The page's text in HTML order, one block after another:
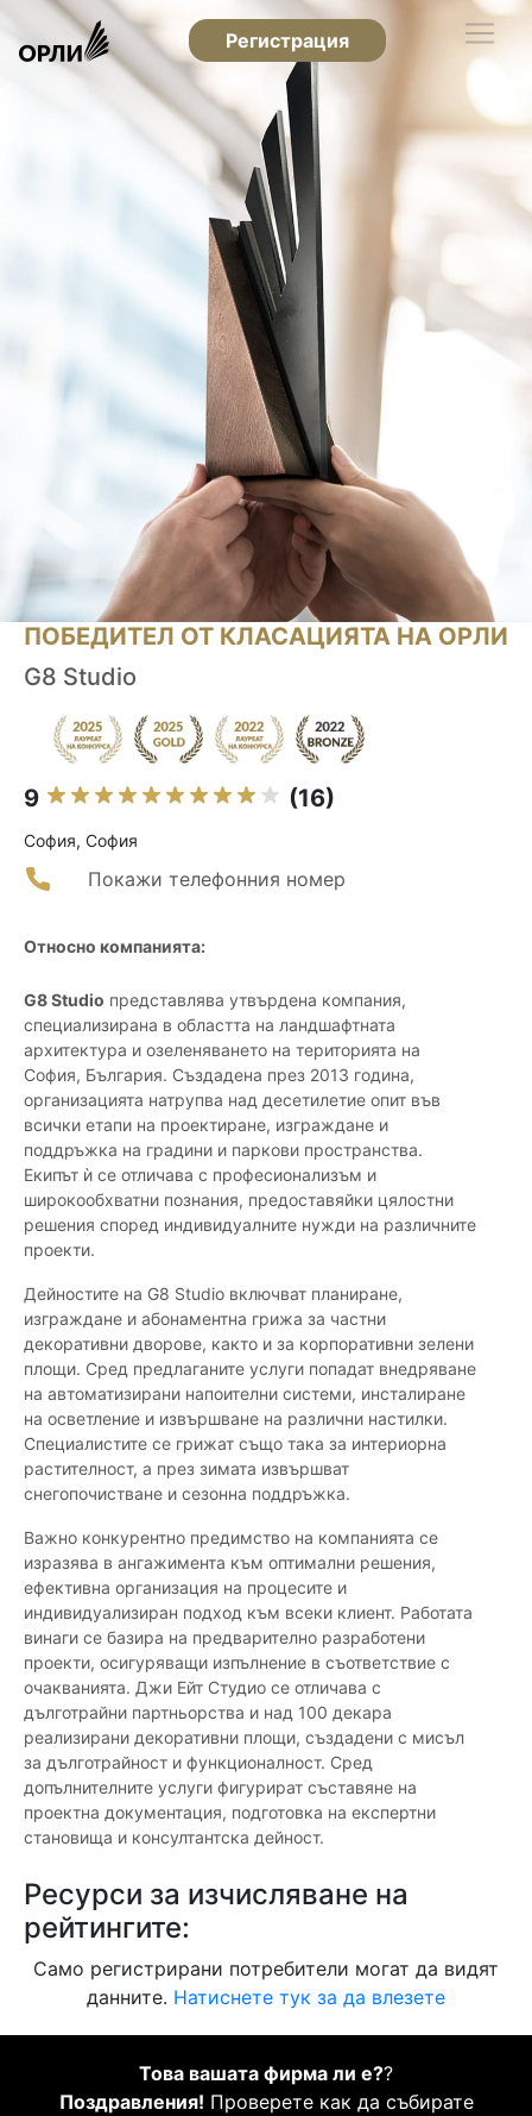
Регистрация
ПОБЕДИТЕЛ ОТ КЛАСАЦИЯТА НА ОРЛИ
G8 Studio
9 (16)
София, София
Покажи телефонния номер
Относно компанията:
G8 Studio представлява утвърдена компания,
специализирана в областта на ландшафтната
архитектура и озеленяването на територията на
София, България. Създадена през 2013 година,
организацията натрупва над десетилетие опит във
всички етапи на проектиране, изграждане и
поддръжка на градини и паркови пространства.
Екипът ѝ се отличава с професионализъм и
широкообхватни познания, предоставяйки цялостни
решения според индивидуалните нужди на различните
проекти.
Дейностите на G8 Studio включват планиране,
изграждане и абонаментна грижа за частни
декоративни дворове, както и за корпоративни зелени
площи. Сред предлаганите услуги попадат внедряване
на автоматизирани напоителни системи, инсталиране
на осветление и извършване на различни настилки.
Специалистите се грижат също така за интериорна
растителност, а през зимата извършват
снегопочистване и сезонна поддръжка.
Важно конкурентно предимство на компанията се
изразява в ангажимента към оптимални решения,
ефективна организация на процесите и
индивидуализиран подход към всеки клиент. Работата
винаги се базира на предварително разработени
проекти, осигуряващи изпълнение в съответствие с
очакванията. Джи Ейт Студио се отличава с
дълготрайни партньорства и над 100 декара
реализирани декоративни площи, създадени с мисъл
за дълготрайност и функционалност. Сред
допълнителните услуги фигурират съставяне на
проектна документация, подготовка на експертни
становища и консултантска дейност.
Ресурси за изчисляване на
рейтингите:
Само регистрирани потребители могат да видят
данните. Натиснете тук за да влезете
Това вашата фирма ли е??
Поздравления! Проверете как да събирате